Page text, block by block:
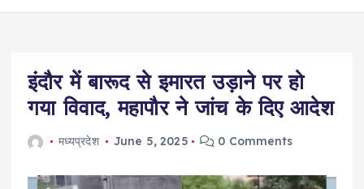
इंदौर में बारूद से इमारत उड़ाने पर हो
गया विवाद, महापौर ने जांच के दिए आदेश
मध्यप्रदेश June 5, 2025 0 Comments